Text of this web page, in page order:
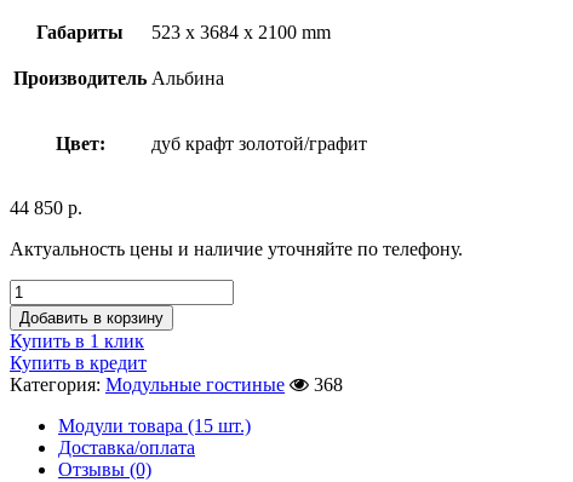
Габариты 523 x 3684 x 2100 mm
Производитель Альбина
Цвет: дуб крафт золотой/графит
44 850 р.
Актуальность цены и наличие уточняйте по телефону.
Добавить в корзину
Купить в 1 клик
Купить в кредит
Категория: Модульные гостиные
368
Модули товара (15 шт.)
Доставка/оплата
Отзывы (0)